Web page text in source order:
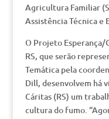
Agricultura Familiar
Assistência Técnica e
O Projeto Esperança/
RS, que serão
Temática pela
Dill, desenvolvem há
Cáritas (RS) um
cultura do fumo.